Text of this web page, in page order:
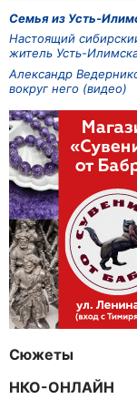
Семья из Усть-
Настоящий
житель Усть-
Александр
вокруг него (видео)
Сюжеты
НКО-ОНЛАЙН